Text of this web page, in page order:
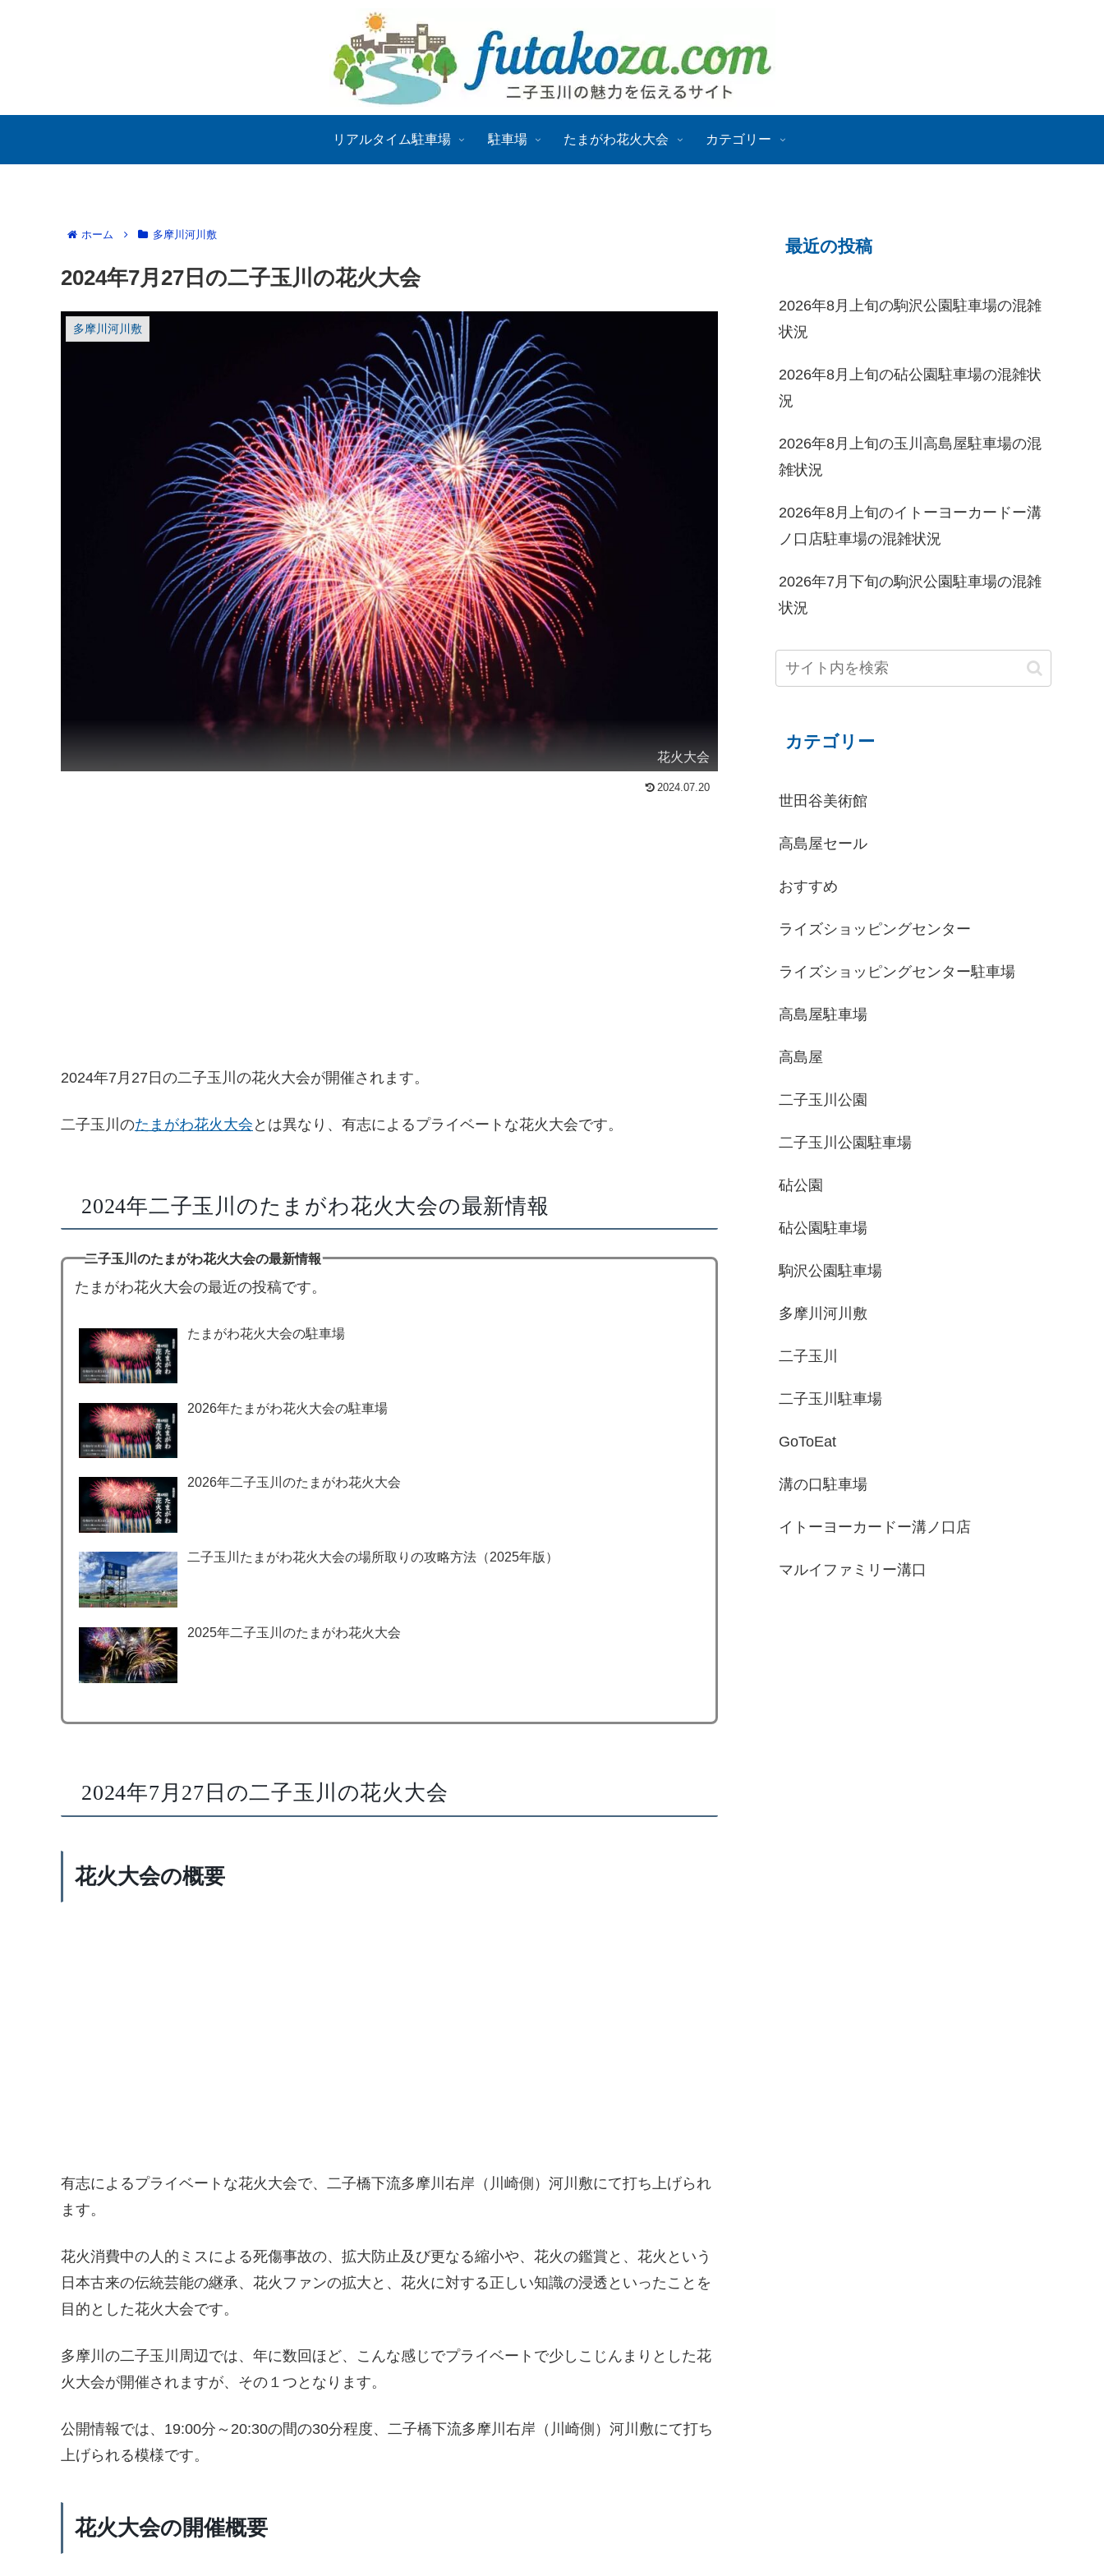
リアルタイム駐車場 駐車場 たまがわ花火大会 カテゴリー
ホーム 多摩川河川敷
2024年7月27日の二子玉川の花火大会
多摩川河川敷
花火大会
2024.07.20
2024年7月27日の二子玉川の花火大会が開催されます。
二子玉川のたまがわ花火大会 とは異なり、有志によるプライベートな花火大会です。
2024年二子玉川のたまがわ花火大会の最新情報
二子玉川のたまがわ花火大会の最新情報
たまがわ花火大会の最近の投稿です。
たまがわ花火大会の駐車場
2026年たまがわ花火大会の駐車場
2026年二子玉川のたまがわ花火大会
二子玉川たまがわ花火大会の場所取りの攻略方法（2025年版）
2025年二子玉川のたまがわ花火大会
2024年7月27日の二子玉川の花火大会
花火大会の概要
有志によるプライベートな花火大会で、二子橋下流多摩川右岸（川崎側）河川敷にて打ち上げられ
ます。
花火消費中の人的ミスによる死傷事故の、拡大防止及び更なる縮小や、花火の鑑賞と、花火という
日本古来の伝統芸能の継承、花火ファンの拡大と、花火に対する正しい知識の浸透といったことを
目的とした花火大会です。
多摩川の二子玉川周辺では、年に数回ほど、こんな感じでプライベートで少しこじんまりとした花
火大会が開催されますが、その１つとなります。
公開情報では、19:00分～20:30の間の30分程度、二子橋下流多摩川右岸（川崎側）河川敷にて打ち
上げられる模様です。
花火大会の開催概要
最近の投稿
2026年8月上旬の駒沢公園駐車場の混雑
状況
2026年8月上旬の砧公園駐車場の混雑状
況
2026年8月上旬の玉川高島屋駐車場の混
雑状況
2026年8月上旬のイトーヨーカードー溝
ノ口店駐車場の混雑状況
2026年7月下旬の駒沢公園駐車場の混雑
状況
カテゴリー
世田谷美術館
高島屋セール
おすすめ
ライズショッピングセンター
ライズショッピングセンター駐車場
高島屋駐車場
高島屋
二子玉川公園
二子玉川公園駐車場
砧公園
砧公園駐車場
駒沢公園駐車場
多摩川河川敷
二子玉川
二子玉川駐車場
GoToEat
溝の口駐車場
イトーヨーカードー溝ノ口店
マルイファミリー溝口